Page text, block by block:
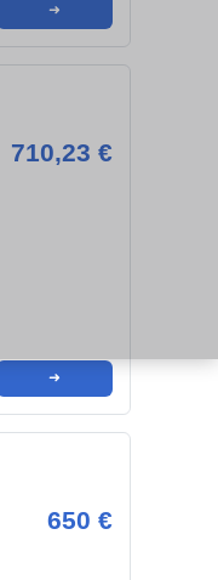
➜
710,23 €
➜
650 €